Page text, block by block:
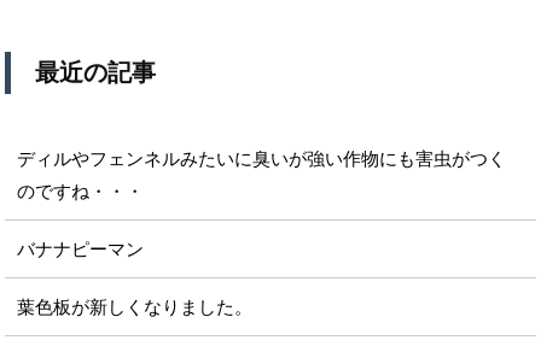
最近の記事
ディルやフェンネルみたいに臭いが強い作物にも害虫がつく
のですね・・・
バナナピーマン
葉色板が新しくなりました。